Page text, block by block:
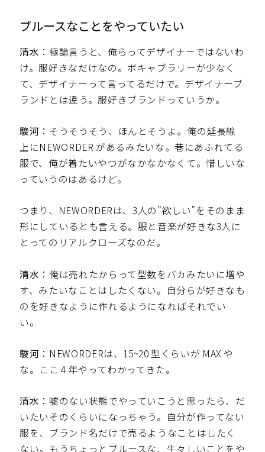
ブルースなことをやっていたい
清水 ：極論言うと、俺らってデザイナーではないわ
け。服好きなだけなの。ボキャブラリーが少なく
て、デザイナーって言ってるだけで。デザイナーブ
ランドとは違う。服好きブランドっていうか。
駿河 ：そうそうそう、ほんとそうよ。俺の延長線
上にNEWORDER があるみたいな。巷にあふれてる
服で、俺が着たいやつがなかなかなくて。惜しいな
っていうのはあるけど。
つまり、NEWORDERは、3人の”欲しい”をそのまま
形にしているとも言える。服と音楽が好きな3人に
とってのリアルクローズなのだ。
清水 ：俺は売れたからって型数をバカみたいに増や
す、みたいなことはしたくない。自分らが好きなも
のを好きなように作れるようになればそれでい
い。
駿河 ：NEWORDERは、15~20 型くらいが MAX や
な。ここ 4 年やってわかってきた。
清水 ：嘘のない状態でやっていこうと思ったら、だ
いたいそのくらいになっちゃう。自分が作ってない
服を、ブランド名だけで売るようなことはしたく
ない。もうちょっとブルースな、生々しいことをや